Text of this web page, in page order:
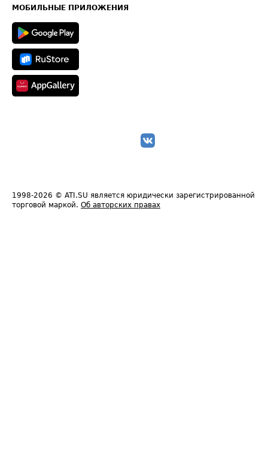
Техническая информация
МОБИЛЬНЫЕ ПРИЛОЖЕНИЯ
1998-2026 © ATI.SU является юридически зарегистрированной
торговой маркой. Об авторских правах